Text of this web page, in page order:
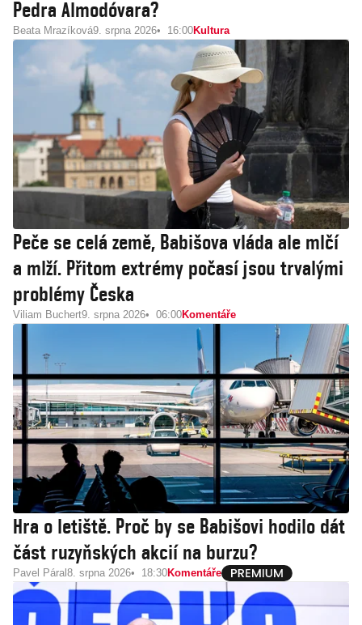
Pedra Almodóvara?
Beata Mrazíková9. srpna 2026 16:00Kultura
Peče se celá země, Babišova vláda ale mlčí
a mlží. Přitom extrémy počasí jsou trvalými
problémy Česka
Viliam Buchert9. srpna 2026 06:00Komentáře
Hra o letiště. Proč by se Babišovi hodilo dát
část ruzyňských akcií na burzu?
Pavel Páral 8. srpna 2026 18:30Komentáře